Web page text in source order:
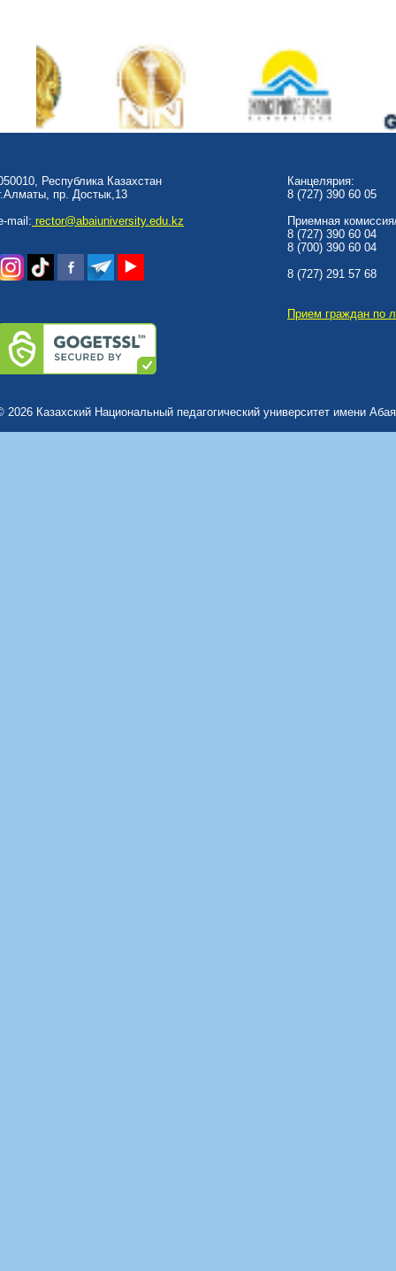
Республика Казахстан
пр. Достык,13
mail: rector@abaiuniversity.edu.kz
Канцелярия:
8 (727) 390 60 05
Приемная
8 (727) 390 60 04
8 (700) 390 60 04
8 (727) 291 57 68
Прием граждан по
2026 Казахский Национальный педагогический университет имени Абая